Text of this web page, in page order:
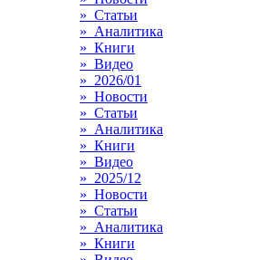
» Статьи
» Аналитика
» Книги
» Видео
» 2026/01
» Новости
» Статьи
» Аналитика
» Книги
» Видео
» 2025/12
» Новости
» Статьи
» Аналитика
» Книги